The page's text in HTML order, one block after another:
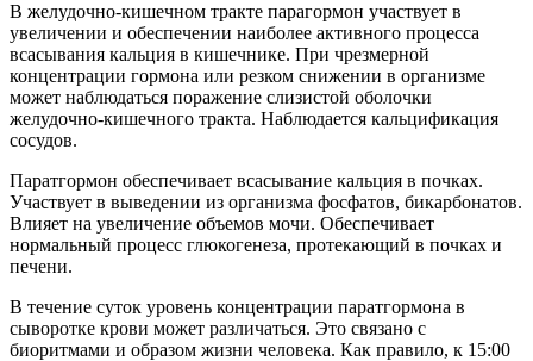
В желудочно-кишечном тракте парагормон участвует в
увеличении и обеспечении наиболее активного процесса
всасывания кальция в кишечнике. При чрезмерной
концентрации гормона или резком снижении в организме
может наблюдаться поражение слизистой оболочки
желудочно-кишечного тракта. Наблюдается кальцификация
сосудов.
Паратгормон обеспечивает всасывание кальция в почках.
Участвует в выведении из организма фосфатов, бикарбонатов.
Влияет на увеличение объемов мочи. Обеспечивает
нормальный процесс глюкогенеза, протекающий в почках и
печени.
В течение суток уровень концентрации паратгормона в
сыворотке крови может различаться. Это связано с
биоритмами и образом жизни человека. Как правило, к 15:00